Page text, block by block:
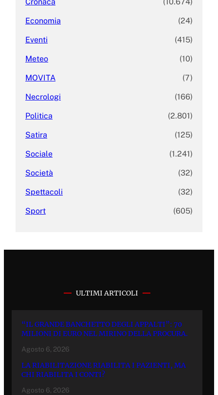
Economia (24)
Eventi (415)
Meteo (10)
MOVITA (7)
Necrologi (166)
Politica (2.801)
Satira (125)
Sociale (1.241)
Società (32)
Spettacoli (32)
Sport (605)
ULTIMI ARTICOLI
“IL GRANDE BANCHETTO DEGLI APPALTI”: 70
MILIONI DI EURO NEL MIRINO DELLA PROCURA.
Agosto 6, 2026
LA RIABILITAZIONE RIABILITA I PAZIENTI, MA
CHI RIABILITA I CONTI?
Agosto 6, 2026